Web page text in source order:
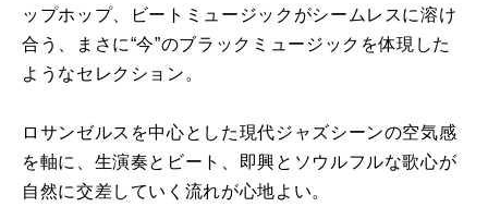
ップホップ、ビートミュージックがシームレスに溶け
合う、まさに“今”のブラックミュージックを体現した
ようなセレクション。
ロサンゼルスを中心とした現代ジャズシーンの空気感
を軸に、生演奏とビート、即興とソウルフルな歌心が
自然に交差していく流れが心地よい。